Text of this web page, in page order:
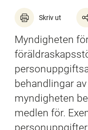
Skriv ut
Myndigheten
behandlingar
myndigheten
medlen för.